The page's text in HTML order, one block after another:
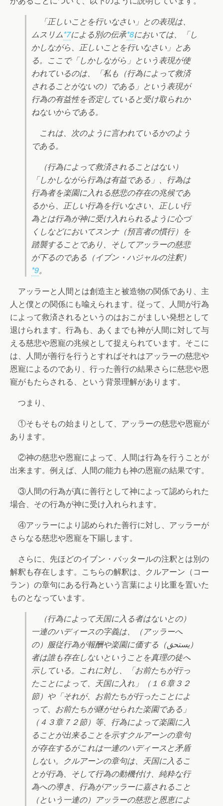
「正しいことを行いなさい」との表現は、
ムスリム*7による別の伝承*8においては、「し
かしながら、正しいことを行いなさい」とあ
る。ここで「しかしながら」という表現が使
われているのは、「私も（行為によって救済
されることがないの）である」という表現が
行為の有益性を否定していると受け取られか
ねないからである。
これは、次のように言われているかのよう
である。
（行為によって救済されることはない）
「しかしながら行為は有益である」、行為は
行為者を楽園に入れる慈悲の存在の兆候であ
るから、正しい行為を行いなさい、正しい行
為とは行為が神に受け入れられるように心づ
くしなどにおいてスンナ（預言者の慣行）を
踏襲することであり、そしてアッラーの慈悲
が下るのである（イブン・ハジャルの注釈）
*9。
アッラーと人間とは創造主と被造物の関係であり、主
人と僕との関係にも喩えられます。従って、人間が行為
によって救済されるというのはおこがましい発想として
退けられます。行為も、あくまでも神が人間に対して与
える慈悲や恩寵の兆候として捉えられています。そこに
は、人間が善行を行うとすればそれはアッラーの慈悲や
恩寵によるのであり、行った善行の結果さらに慈悲や恩
寵がもたらされる、という背景理解があります。
つまり、
①そもそもの始まりとして、アッラーの慈悲や恩寵が
あります。
②神の慈悲や恩寵によって、人間は行為を行うことが
出来ます。例えば、人間の能力も神の恩寵の結果です。
③人間の行為が真に善行として神によって認められた
場合、その行為が神に受け入れられます。
④アッラーにより認められた善行に対し、アッラーが
さらなる慈悲や恩寵を下賜します。
さらに、先ほどのイブン・バッタールの注釈とは別の
解釈も存在します。こちらの解釈は、クルアーン（コー
ラン）の章句にある行為という言葉により比重を置いた
ものとなっています。
（行為によって天国に入る者はないとの）
一連のハディースの字義は、（アッラーへ
の）服従行為が報酬や楽園に価する（يستحق）
者は誰も存在しないということを真理の徒へ
示している。これに対し、「お前たちが行っ
たことによって、天国に入れ」（１６章３２
節）や「それが、お前たちが行ったことによ
って、お前たちが継がせられた楽園である」
（４３章７２節）等、行為によって楽園に入
ることが出来ることを示すクルアーンの章句
が存在するがこれは一連のハディースと矛盾
しない。クルアーンの章句は、天国に入るこ
とが行為、そして行為の動機付け、純粋な行
為への導き、行為がアッラーに嘉されること
（という一連の）アッラーの慈悲と恩恵によ